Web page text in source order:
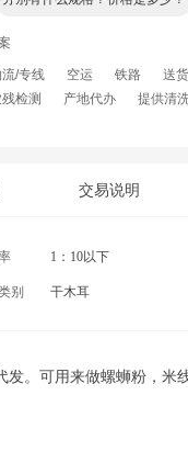
/专线 空运 铁路 送
残检测 产地代办 提供清
交易说明
1：10以下
别 干木耳
。可用来做螺蛳粉，米